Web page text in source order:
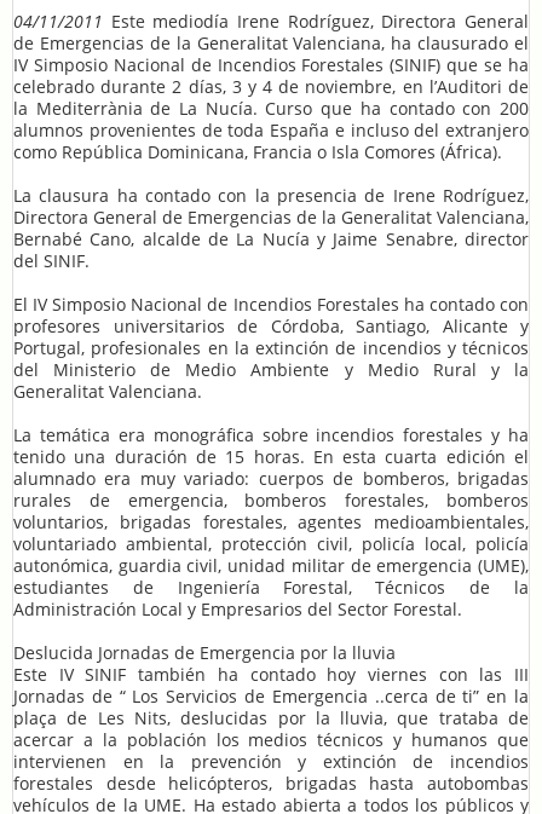
04/11/2011 Este mediodía Irene Rodríguez, Directora General
de Emergencias de la Generalitat Valenciana, ha clausurado el
IV Simposio Nacional de Incendios Forestales (SINIF) que se ha
celebrado durante 2 días, 3 y 4 de noviembre, en l’Auditori de
la Mediterrània de La Nucía. Curso que ha contado con 200
alumnos provenientes de toda España e incluso del extranjero
como República Dominicana, Francia o Isla Comores (África).
La clausura ha contado con la presencia de Irene Rodríguez,
Directora General de Emergencias de la Generalitat Valenciana,
Bernabé Cano, alcalde de La Nucía y Jaime Senabre, director
del SINIF.
El IV Simposio Nacional de Incendios Forestales ha contado con
profesores universitarios de Córdoba, Santiago, Alicante y
Portugal, profesionales en la extinción de incendios y técnicos
del Ministerio de Medio Ambiente y Medio Rural y la
Generalitat Valenciana.
La temática era monográfica sobre incendios forestales y ha
tenido una duración de 15 horas. En esta cuarta edición el
alumnado era muy variado: cuerpos de bomberos, brigadas
rurales de emergencia, bomberos forestales, bomberos
voluntarios, brigadas forestales, agentes medioambientales,
voluntariado ambiental, protección civil, policía local, policía
autonómica, guardia civil, unidad militar de emergencia (UME),
estudiantes de Ingeniería Forestal, Técnicos de la
Administración Local y Empresarios del Sector Forestal.
Deslucida Jornadas de Emergencia por la lluvia
Este IV SINIF también ha contado hoy viernes con las III
Jornadas de “ Los Servicios de Emergencia ..cerca de ti” en la
plaça de Les Nits, deslucidas por la lluvia, que trataba de
acercar a la población los medios técnicos y humanos que
intervienen en la prevención y extinción de incendios
forestales desde helicópteros, brigadas hasta autobombas
vehículos de la UME. Ha estado abierta a todos los públicos y